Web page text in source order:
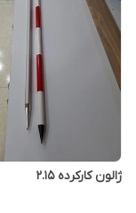
ژالون کارکرده 2.15